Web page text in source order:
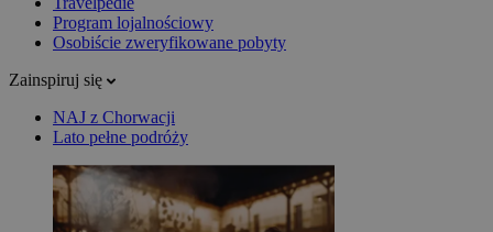
Program lojalnościowy
Osobiście zweryfikowane pobyty
Zainspiruj się
NAJ z Chorwacji
Lato pełne podróży